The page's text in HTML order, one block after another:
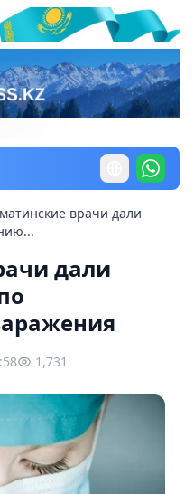
врачи дали
дали
1,731